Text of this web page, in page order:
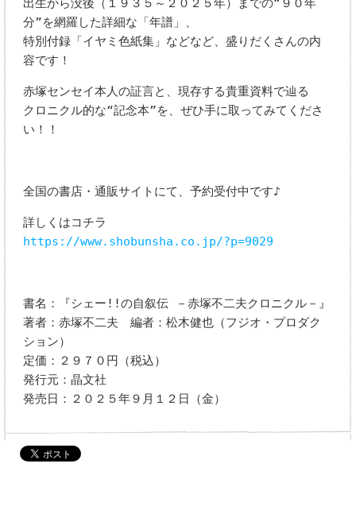
出生から没後（１９３５～２０２５年）までの“９０年
分”を網羅した詳細な「年譜」、
特別付録「イヤミ色紙集」などなど、盛りだくさんの内
容です！
赤塚センセイ本人の証言と、現存する貴重資料で辿る
クロニクル的な“記念本”を、ぜひ手に取ってみてくださ
い！！
全国の書店・通販サイトにて、予約受付中です♪
詳しくはコチラ
https://www.shobunsha.co.jp/?p=9029
書名：『シェー!!の自叙伝 －赤塚不二夫クロニクル－』
著者：赤塚不二夫 編者：松木健也（フジオ・プロダク
ション）
定価：２９７０円（税込）
発行元：晶文社
発売日：２０２５年９月１２日（金）